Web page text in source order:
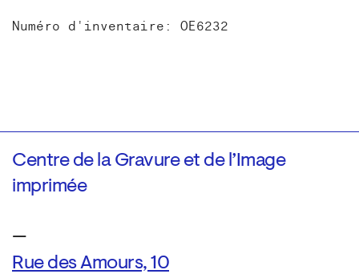
Numéro d'inventaire: OE6232
Centre de la Gravure et de l’Image
imprimée
—
Rue des Amours, 10